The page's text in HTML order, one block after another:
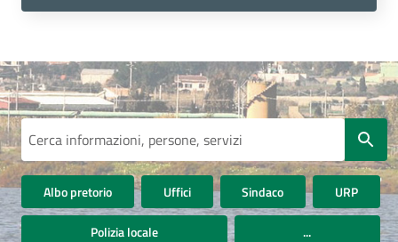
Servizi
Cerca informazioni, persone, servizi
Albo pretorio Uffici Sindaco URP
Polizia locale ...